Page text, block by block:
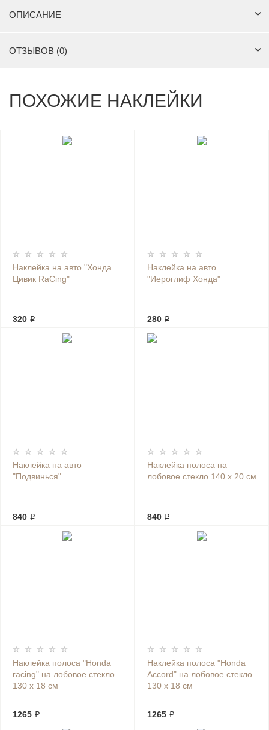
ОПИСАНИЕ
ОТЗЫВОВ (0)
ПОХОЖИЕ НАКЛЕЙКИ
Наклейка на авто "Хонда
Цивик RaCing"
320 ₽
Наклейка на авто
"Иероглиф Хонда"
280 ₽
Наклейка на авто
"Подвинься"
840 ₽
Наклейка полоса на
лобовое стекло 140 х 20 см
840 ₽
Наклейка полоса "Honda
racing" на лобовое стекло
130 х 18 см
1265 ₽
Наклейка полоса "Honda
Accord" на лобовое стекло
130 х 18 см
1265 ₽